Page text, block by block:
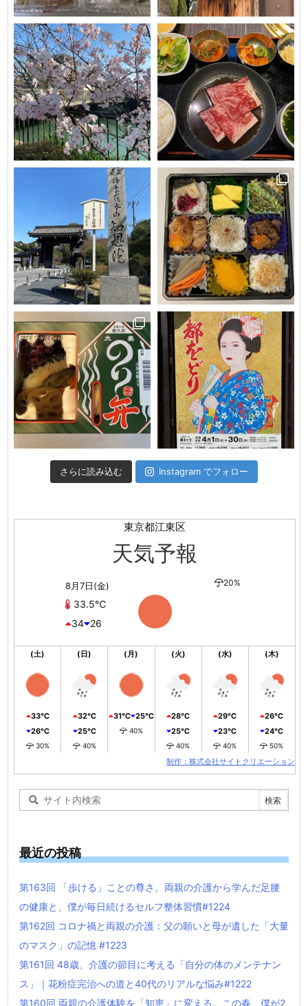
さらに読み込む Instagram でフォロー
東京都江東区
天気予報
8月7日(金)
33.5℃
34 26
20%
(土)
33℃
26℃
30%
(日)
32℃
25℃
40%
(月)
31℃ 25℃
40%
(火)
28℃
25℃
40%
(水)
29℃
23℃
40%
(木)
26℃
24℃
50%
制作：株式会社サイトクリエーション
最近の投稿
第163回 「歩ける」ことの尊さ。両親の介護から学んだ足腰
の健康と、僕が毎日続けるセルフ整体習慣#1224
第162回 コロナ禍と両親の介護：父の願いと母が遺した「大量
のマスク」の記憶 #1223
第161回 48歳、介護の節目に考える「自分の体のメンテナン
ス」｜花粉症完治への道と40代のリアルな悩み#1222
第160回 両親の介護体験を「知恵」に変える。この春、僕が2